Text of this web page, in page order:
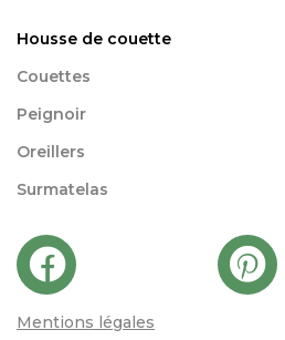
Housse de couette
Couettes
Peignoir
Oreillers
Surmatelas
Mentions légales